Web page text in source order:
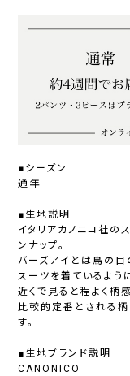
■シーズン
通年
■生地説明
イタリアカノニコ社の
ンナップ。
バーズアイとは鳥の目
スーツを着ているよう
近くで見ると程よく柄
比較的定番とされる
す。
■生地ブランド説明
CANONICO